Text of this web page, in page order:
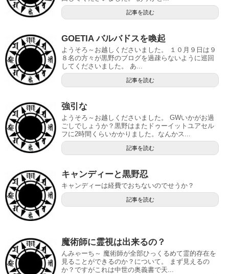
記事を読む
GOETIA バルバドスを喚起
ようそろ～お越しくださいました。 １０月９日は９
８名の方々が黒野のブログを過疎らないように巡回
してくださいました。 あ...
記事を読む
強引な
ようそろ～お越しくださいました。 GWいかがお過
ごしでしょうか？黒野はまたドゥーイットユアセル
フに2時間くらいかかりました。なんかス...
記事を読む
キャンディーと黒野忍
キャンディーは経費でおちないのでせうか？
記事を読む
魔術師に霊視は出来るの？
んみゃーち～ 魔術師が全部ひっくるめて霊的存在を
見ることができるのか？について。 まず見えるの
か？ですがこれは中世の奥義書で天...